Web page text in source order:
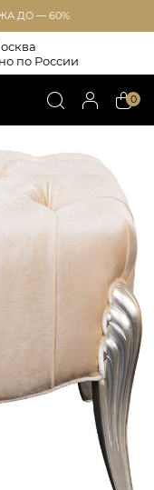
ДО — 60%
по России
0